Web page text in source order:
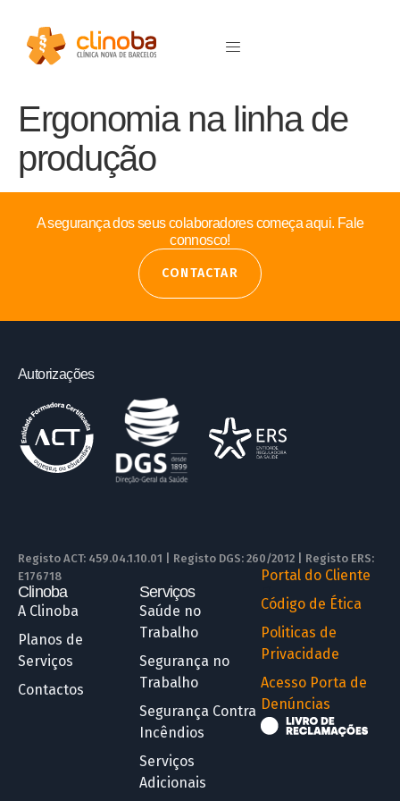
Ergonomia na linha de
produção
A segurança dos seus colaboradores começa aqui. Fale
connosco!
CONTACTAR
Autorizações
Registo ACT: 459.04.1.10.01 | Registo DGS: 260/2012 | Registo ERS:
E176718
Clinoba
A Clinoba
Planos de
Serviços
Contactos
Serviços
Saúde no
Trabalho
Segurança no
Trabalho
Segurança Contra
Incêndios
Serviços
Adicionais
Portal do Cliente
Código de Ética
Politicas de
Privacidade
Acesso Porta de
Denúncias